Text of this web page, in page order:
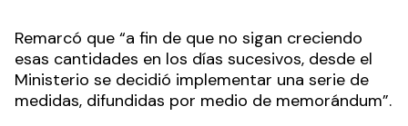
Remarcó que “a fin de que no sigan creciendo
esas cantidades en los días sucesivos, desde el
Ministerio se decidió implementar una serie de
medidas, difundidas por medio de memorándum”.